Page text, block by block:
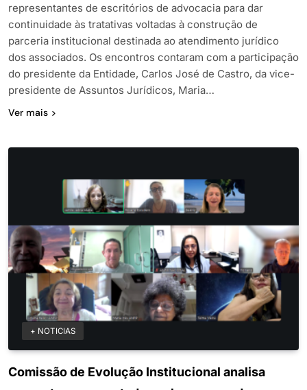
representantes de escritórios de advocacia para dar
continuidade às tratativas voltadas à construção de
parceria institucional destinada ao atendimento jurídico
dos associados. Os encontros contaram com a participação
do presidente da Entidade, Carlos José de Castro, da vice-
presidente de Assuntos Jurídicos, Maria…
Ver mais
+ NOTICIAS
Comissão de Evolução Institucional analisa